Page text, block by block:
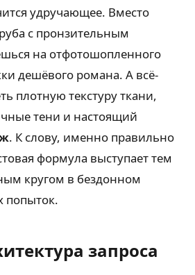
удручающее. Вместо
с пронзительным
на отфотошопленного
дешёвого романа. А всё-
плотную текстуру ткани,
тени и настоящий
. К слову, именно правильно
формула выступает тем
кругом в бездонном
попыток.
запроса